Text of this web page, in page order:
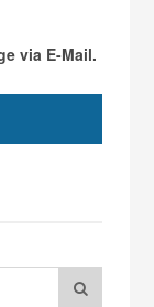
via E-Mail.